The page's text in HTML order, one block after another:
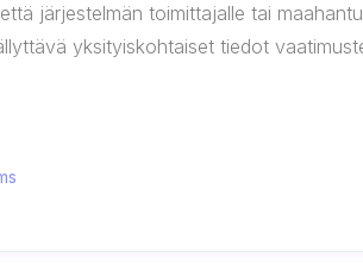
järjestelmän toimittajalle tai
yksityiskohtaiset tiedot